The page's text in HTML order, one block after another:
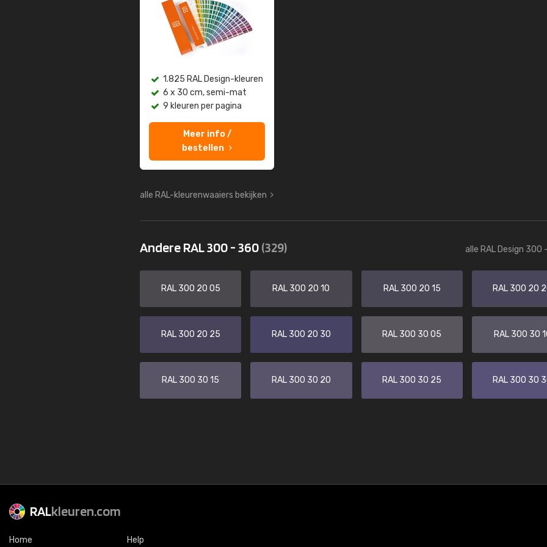
1.825 RAL Design-kleuren
6 x 30 cm, semi-mat
9 kleuren per pagina
Meer info /
bestellen
alle RAL-kleurenwaaiers bekijken
Andere RAL 300 - 360(329) alle RAL Design 300
RAL 300 20 05 RAL 300 20 10 RAL 300 20 15 RAL 300 20
RAL 300 20 25 RAL 300 20 30 RAL 300 30 05 RAL 300 30
RAL 300 30 15 RAL 300 30 20 RAL 300 30 25 RAL 300 30
RALkleuren.com
Home Help